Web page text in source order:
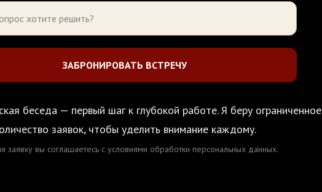
ЗАБРОНИРОВАТЬ ВСТРЕЧУ
беседа — первый шаг к глубокой работе. Я беру ограниченное
заявок, чтобы уделить внимание каждому.
заявку вы соглашаетесь с условиями обработки персональных данных.